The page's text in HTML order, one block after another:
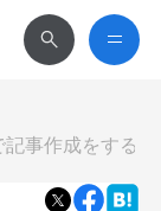
事作成をする